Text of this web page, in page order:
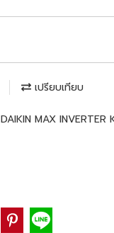
เปรียบเทียบ
DAIKIN MAX INVERTER